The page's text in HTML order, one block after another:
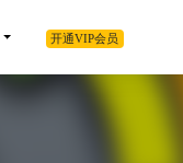
开通VIP会员